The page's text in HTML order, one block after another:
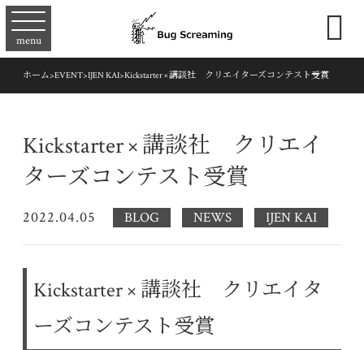
menu 
ホーム>EVENT>IJEN KAI>Kickstarter × 講談社 クリエイターズコンテスト受賞
Kickstarter × 講談社 クリエイ
ターズコンテスト受賞
2022.04.05 BLOG NEWS IJEN KAI
Kickstarter × 講談社 クリエイタ
ーズコンテスト受賞